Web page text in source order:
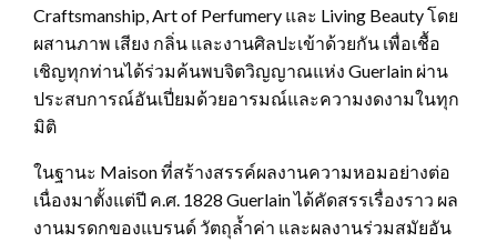
Craftsmanship, Art of Perfumery และ Living Beauty โดย
ผสานภาพ เสียง กลิ่น และงานศิลปะเข้าด้วยกัน เพื่อเชื้อ
เชิญทุกท่านได้ร่วมค้นพบจิตวิญญาณแห่ง Guerlain ผ่าน
ประสบการณ์อันเปี่ยมด้วยอารมณ์และความงดงามในทุก
มิติ
ในฐานะ Maison ที่สร้างสรรค์ผลงานความหอมอย่างต่อ
เนื่องมาตั้งแต่ปี ค.ศ. 1828 Guerlain ได้คัดสรรเรื่องราว ผล
งานมรดกของแบรนด์ วัตถุล้ำค่า และผลงานร่วมสมัยอัน